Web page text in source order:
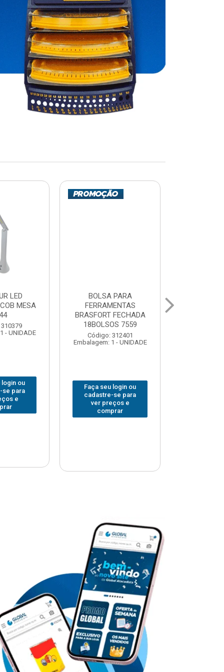
PARA
7559
login ou
se para
e
GRAMPO MARCENEIRO
SARGENTO BRASFORT
80x 250
Código: 312649
Embalagem: 1 - UNIDADE
Faça seu login ou
cadastre-se para
ver preços e
comprar